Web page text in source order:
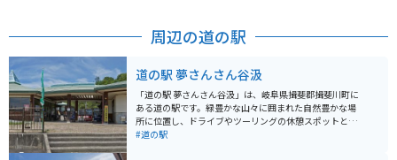
周辺の道の駅
道の駅 夢さんさん谷汲
「道の駅 夢さんさん谷汲」は、岐阜県揖斐郡揖斐川町に
ある道の駅です。緑豊かな山々に囲まれた自然豊かな場
所に位置し、ドライブやツーリングの休憩スポットとし
て人気があります。 地元の新鮮な野菜や果物が並ぶ直売
#道の駅